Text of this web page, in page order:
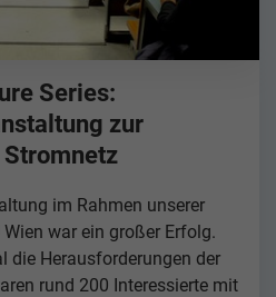
Series:
zur
im Rahmen unserer
war ein großer Erfolg.
die Herausforderungen der
rund 200 Interessierte mit